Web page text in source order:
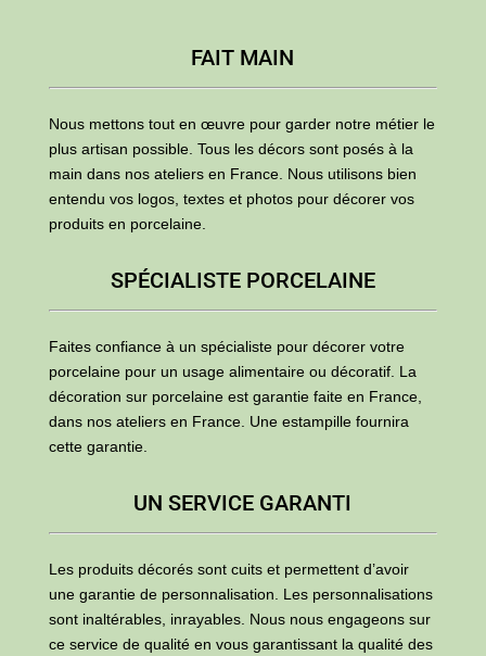
FAIT MAIN
Nous mettons tout en œuvre pour garder notre métier le
plus artisan possible. Tous les décors sont posés à la
main dans nos ateliers en France. Nous utilisons bien
entendu vos logos, textes et photos pour décorer vos
produits en porcelaine.
SPÉCIALISTE PORCELAINE
Faites confiance à un spécialiste pour décorer votre
porcelaine pour un usage alimentaire ou décoratif. La
décoration sur porcelaine est garantie faite en France,
dans nos ateliers en France. Une estampille fournira
cette garantie.
UN SERVICE GARANTI
Les produits décorés sont cuits et permettent d’avoir
une garantie de personnalisation. Les personnalisations
sont inaltérables, inrayables. Nous nous engageons sur
ce service de qualité en vous garantissant la qualité des